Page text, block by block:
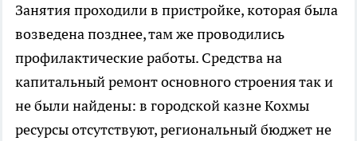
Занятия проходили в пристройке, которая была
возведена позднее, там же проводились
профилактические работы. Средства на
капитальный ремонт основного строения так и
не были найдены: в городской казне Кохмы
ресурсы отсутствуют, региональный бюджет не